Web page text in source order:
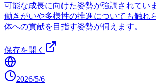
可能な成長に向けた姿勢が強調されてい
働きがいや多様性の推進についても触れ
体への貢献を目指す姿勢が伺えます。
保存を開く
2026/5/6